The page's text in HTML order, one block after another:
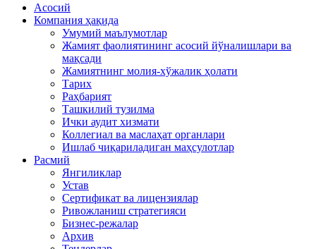
Асосий
Компания ҳақида
Умумий маълумотлар
Жамият фаолиятининг асосий йўналишлари ва
мақсади
Жамиятнинг молия-хўжалик ҳолати
Тарих
Раҳбарият
Ташкилий тузилма
Ички аудит хизмати
Коллегиал ва маслаҳат органлари
Ишлаб чиқариладиган маҳсулотлар
Расмий
Янгиликлар
Устав
Сертификат ва лицензиялар
Ривожланиш стратегияси
Бизнес-режалар
Архив